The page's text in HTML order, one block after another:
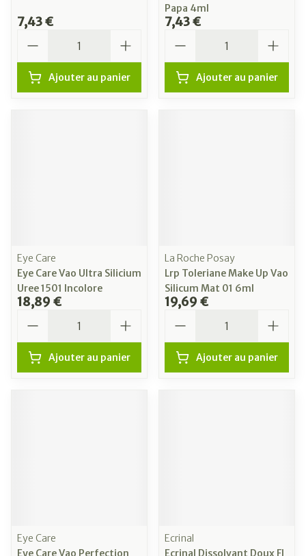
7,43 €
Ajouter au panier
Papa 4ml
7,43 €
Ajouter au panier
Eye Care
Eye Care Vao Ultra Silicium
Uree 1501 Incolore
18,89 €
Ajouter au panier
La Roche Posay
Lrp Toleriane Make Up Vao
Silicum Mat 01 6ml
19,69 €
Ajouter au panier
Eye Care
Eye Care Vao Perfection
Ecrinal
Ecrinal Dissolvant Doux Fl